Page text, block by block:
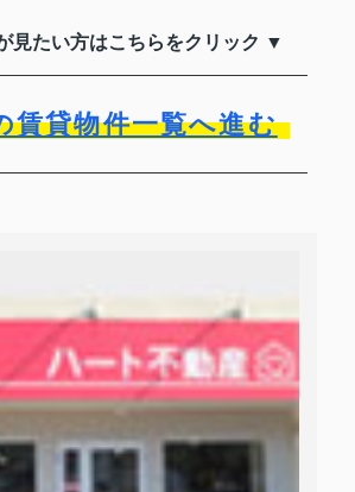
見たい方はこちらをクリック ▼
賃貸物件一覧へ進む